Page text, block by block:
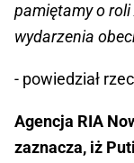
pamiętamy o roli
wydarzenia
- powiedział
Agencja RIA
zaznacza, iż